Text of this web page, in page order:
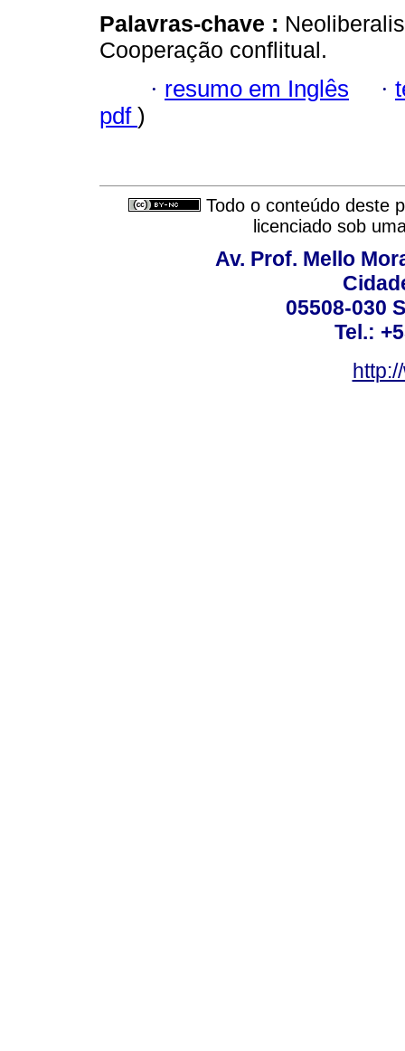
Palavras-chave :
Cooperação conflitual.
· resumo em Inglês ·
pdf )
Todo o conteúdo deste
licenciado sob
Av. Prof. Mello
05508-030
Tel.: